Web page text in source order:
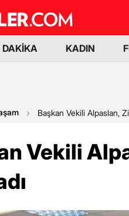
DAKİKA KADIN
Başkan Vekili Alpaslan,
Vekili